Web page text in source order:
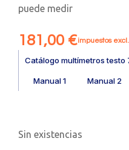
puede medir
181,00 €impuestos excl.
Catálogo multímetros testo
Manual 1 Manual 2
Sin existencias